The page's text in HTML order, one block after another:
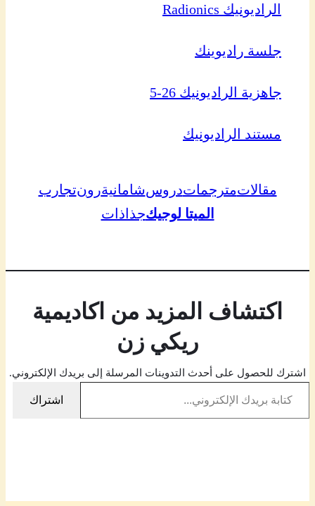
الراديونيك Radionics
جلسة راديوينك
جاهزية الراديونيك 26-5
مستند الراديونيك
مقالاتمترجماتدروسشامانيةرونتجارب
الميتا لوجيكجذاذات
اكتشاف المزيد من اكاديمية
ريكي زن
اشترك للحصول على أحدث التدوينات المرسلة إلى بريدك الإلكتروني.
كتابة بريدك الإلكتروني…
اشتراك